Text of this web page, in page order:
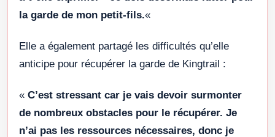
la garde de mon petit-fils.«
Elle a également partagé les difficultés qu’elle
anticipe pour récupérer la garde de Kingtrail :
« C’est stressant car je vais devoir surmonter
de nombreux obstacles pour le récupérer. Je
n’ai pas les ressources nécessaires, donc je